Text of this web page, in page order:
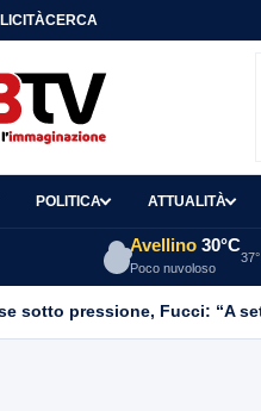
CERCA
POLITICA ATTUALITÀ
Avellino 30°C
Poco nuvoloso
sotto pressione, Fucci: “A